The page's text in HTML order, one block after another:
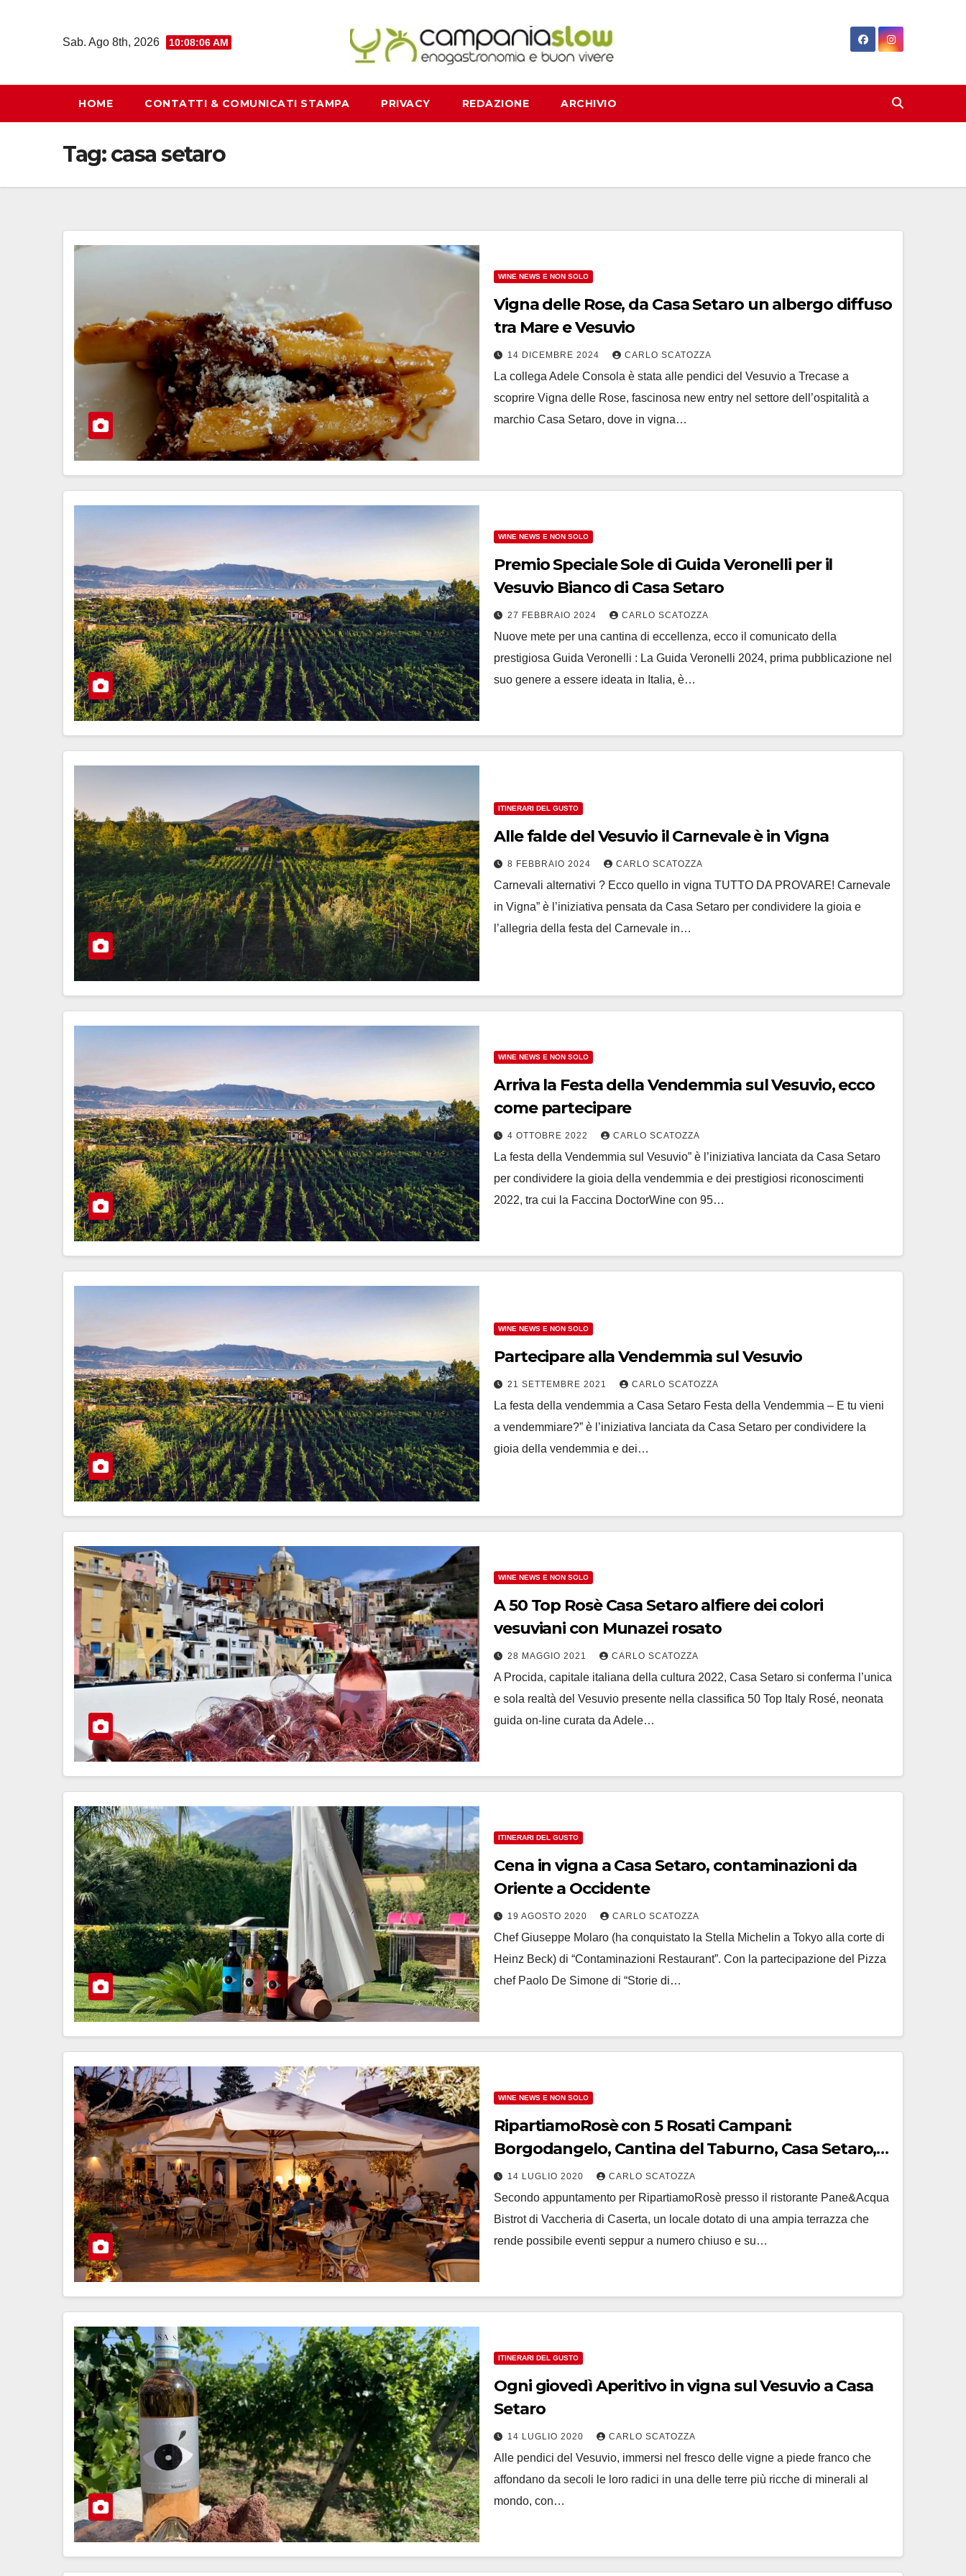
Sab. Ago 8th, 2026 10:08:07 AM
HOME CONTATTI & COMUNICATI STAMPA PRIVACY REDAZIONE ARCHIVIO
Tag:casa setaro
WINE NEWS E NON SOLO
Vigna delle Rose, da Casa Setaro un albergo diffuso
tra Mare e Vesuvio
14 DICEMBRE 2024 CARLO SCATOZZA
La collega Adele Consola è stata alle pendici del Vesuvio a Trecase a
scoprire Vigna delle Rose, fascinosa new entry nel settore dell’ospitalità a
marchio Casa Setaro, dove in vigna…
WINE NEWS E NON SOLO
Premio Speciale Sole di Guida Veronelli per il
Vesuvio Bianco di Casa Setaro
27 FEBBRAIO 2024 CARLO SCATOZZA
Nuove mete per una cantina di eccellenza, ecco il comunicato della
prestigiosa Guida Veronelli : La Guida Veronelli 2024, prima pubblicazione nel
suo genere a essere ideata in Italia, è…
ITINERARI DEL GUSTO
Alle falde del Vesuvio il Carnevale è in Vigna
8 FEBBRAIO 2024 CARLO SCATOZZA
Carnevali alternativi ? Ecco quello in vigna TUTTO DA PROVARE! Carnevale
in Vigna” è l’iniziativa pensata da Casa Setaro per condividere la gioia e
l’allegria della festa del Carnevale in…
WINE NEWS E NON SOLO
Arriva la Festa della Vendemmia sul Vesuvio, ecco
come partecipare
4 OTTOBRE 2022 CARLO SCATOZZA
La festa della Vendemmia sul Vesuvio” è l’iniziativa lanciata da Casa Setaro
per condividere la gioia della vendemmia e dei prestigiosi riconoscimenti
2022, tra cui la Faccina DoctorWine con 95…
WINE NEWS E NON SOLO
Partecipare alla Vendemmia sul Vesuvio
21 SETTEMBRE 2021 CARLO SCATOZZA
La festa della vendemmia a Casa Setaro Festa della Vendemmia – E tu vieni
a vendemmiare?” è l’iniziativa lanciata da Casa Setaro per condividere la
gioia della vendemmia e dei…
WINE NEWS E NON SOLO
A 50 Top Rosè Casa Setaro alfiere dei colori
vesuviani con Munazei rosato
28 MAGGIO 2021 CARLO SCATOZZA
A Procida, capitale italiana della cultura 2022, Casa Setaro si conferma l’unica
e sola realtà del Vesuvio presente nella classifica 50 Top Italy Rosé, neonata
guida on-line curata da Adele…
ITINERARI DEL GUSTO
Cena in vigna a Casa Setaro, contaminazioni da
Oriente a Occidente
19 AGOSTO 2020 CARLO SCATOZZA
Chef Giuseppe Molaro (ha conquistato la Stella Michelin a Tokyo alla corte di
Heinz Beck) di “Contaminazioni Restaurant”. Con la partecipazione del Pizza
chef Paolo De Simone di “Storie di…
WINE NEWS E NON SOLO
RipartiamoRosè con 5 Rosati Campani:
Borgodangelo, Cantina del Taburno, Casa Setaro,
Regina Viarum, Sclavia
14 LUGLIO 2020 CARLO SCATOZZA
Secondo appuntamento per RipartiamoRosè presso il ristorante Pane&Acqua
Bistrot di Vaccheria di Caserta, un locale dotato di una ampia terrazza che
rende possibile eventi seppur a numero chiuso e su…
ITINERARI DEL GUSTO
Ogni giovedì Aperitivo in vigna sul Vesuvio a Casa
Setaro
14 LUGLIO 2020 CARLO SCATOZZA
Alle pendici del Vesuvio, immersi nel fresco delle vigne a piede franco che
affondano da secoli le loro radici in una delle terre più ricche di minerali al
mondo, con…